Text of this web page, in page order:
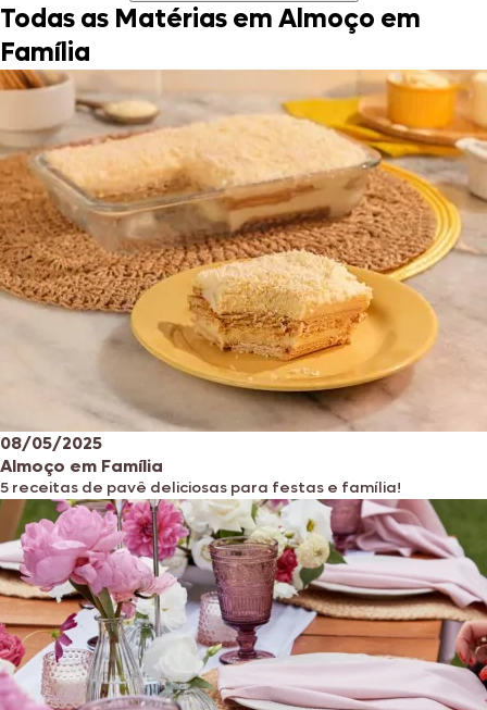
Todas as Matérias em Almoço em
Família
08/05/2025
Almoço em Família
5 receitas de pavê deliciosas para festas e família!